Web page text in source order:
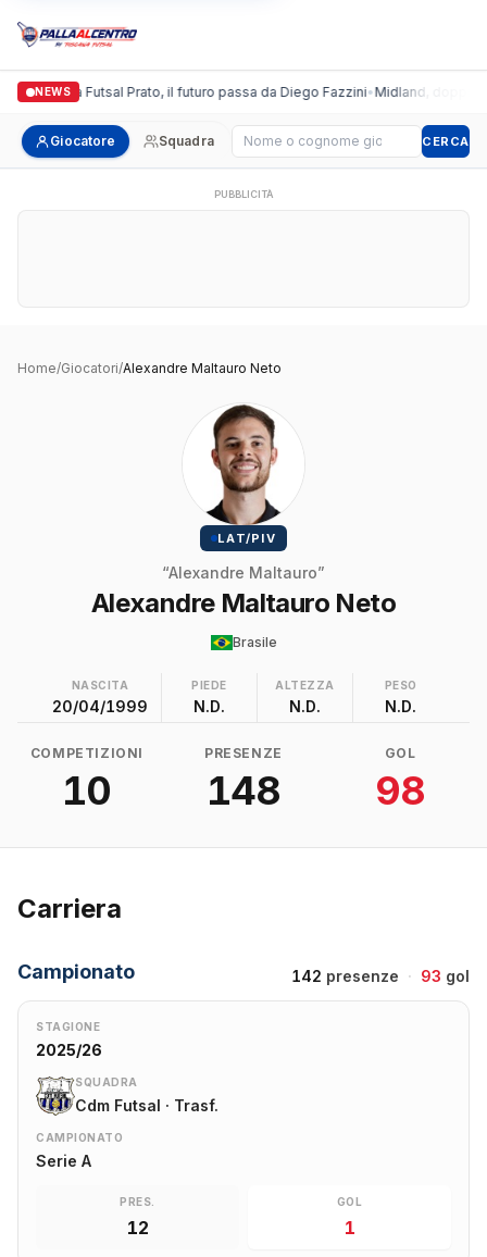
NEWS
Italgronda Futsal Prato, il futuro passa da Diego Fazzini•Midland, doppio
Giocatore Squadra Cerca giocatore CERCA
PUBBLICITÀ
Home/Giocatori/Alexandre Maltauro Neto
LAT/PIV
“Alexandre Maltauro”
Alexandre Maltauro Neto
Brasile
NASCITA
20/04/1999
PIEDE
N.D.
ALTEZZA
N.D.
PESO
N.D.
COMPETIZIONI
10
PRESENZE
148
GOL
98
Carriera
Campionato 142 presenze · 93 gol
STAGIONE
2025/26
SQUADRA
Cdm Futsal · Trasf.
CAMPIONATO
Serie A
PRES.
12
GOL
1